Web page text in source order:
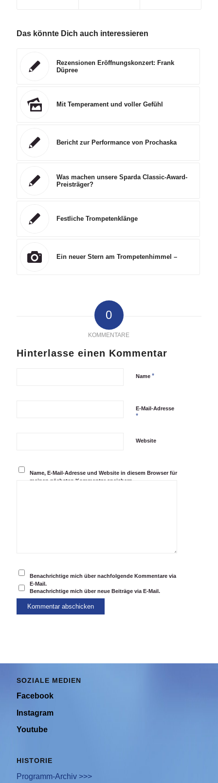
Das könnte Dich auch interessieren
Rezensionen Eröffnungskonzert: Frank
Düpree
Mit Temperament und voller Gefühl
Bericht zur Performance von Prochaska
Was machen unsere Sparda Classic-Award-
Preisträger?
Festliche Trompetenklänge
Ein neuer Stern am Trompetenhimmel –
0
KOMMENTARE
Hinterlasse einen Kommentar
Name *
E-Mail-Adresse
*
Website
Name, E-Mail-Adresse und Website in diesem Browser für
meinen nächsten Kommentar speichern.
Benachrichtige mich über nachfolgende Kommentare via
E-Mail.
Benachrichtige mich über neue Beiträge via E-Mail.
SOZIALE MEDIEN
Facebook
Instagram
Youtube
HISTORIE
Programm-Archiv >>>